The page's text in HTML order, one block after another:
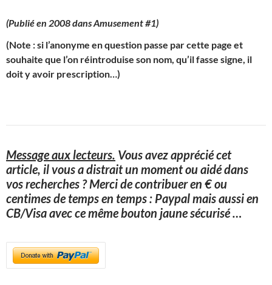
(Publié en 2008 dans Amusement #1)
(Note : si l’anonyme en question passe par cette page et
souhaite que l’on réintroduise son nom, qu’il fasse signe, il
doit y avoir prescription…)
Message aux lecteurs. Vous avez apprécié cet
article, il vous a distrait un moment ou aidé dans
vos recherches ? Merci de contribuer en € ou
centimes de temps en temps : Paypal mais aussi en
CB/Visa avec ce même bouton jaune sécurisé…